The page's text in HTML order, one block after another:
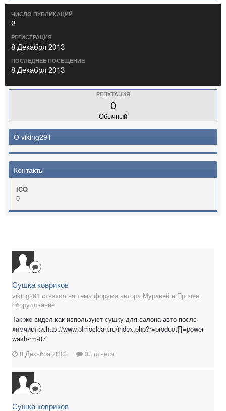
ЧИСЛО ПУБЛИКАЦИЙ
2
РЕГИСТРАЦИЯ
8 Декабря 2013
ПОСЛЕДНЕЕ ПОСЕЩЕНИЕ
8 Декабря 2013
РЕПУТАЦИЯ
0
Обычный
О viking291
Контакты
ICQ
0
Сушка ковриков
viking291 ответил на тема форума автора Муравей в Прочее
оборудование
Так же видел как используют сушку для салона авто после
химчистки.http://www.olmoclean.ru/index.php?r=product∏=power-
wash-rm-07
8 Декабря 2013
33 ответа
Сушка ковриков